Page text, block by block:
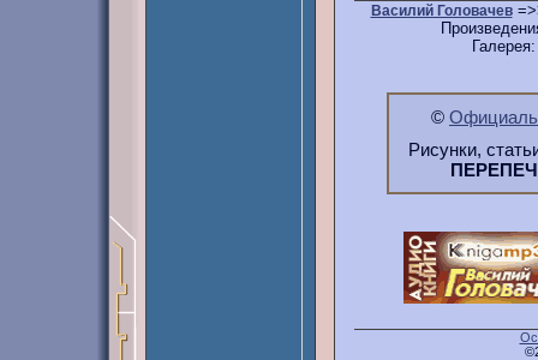
Василий Головачев
©
Рисунки,